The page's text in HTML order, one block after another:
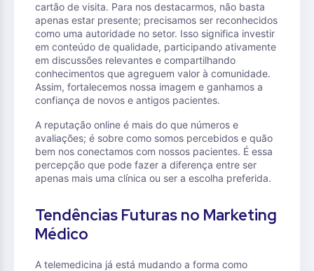
cartão de visita. Para nos destacarmos, não basta
apenas estar presente; precisamos ser reconhecidos
como uma autoridade no setor. Isso significa investir
em conteúdo de qualidade, participando ativamente
em discussões relevantes e compartilhando
conhecimentos que agreguem valor à comunidade.
Assim, fortalecemos nossa imagem e ganhamos a
confiança de novos e antigos pacientes.
A reputação online é mais do que números e
avaliações; é sobre como somos percebidos e quão
bem nos conectamos com nossos pacientes. É essa
percepção que pode fazer a diferença entre ser
apenas mais uma clínica ou ser a escolha preferida.
Tendências Futuras no Marketing
Médico
A telemedicina já está mudando a forma como